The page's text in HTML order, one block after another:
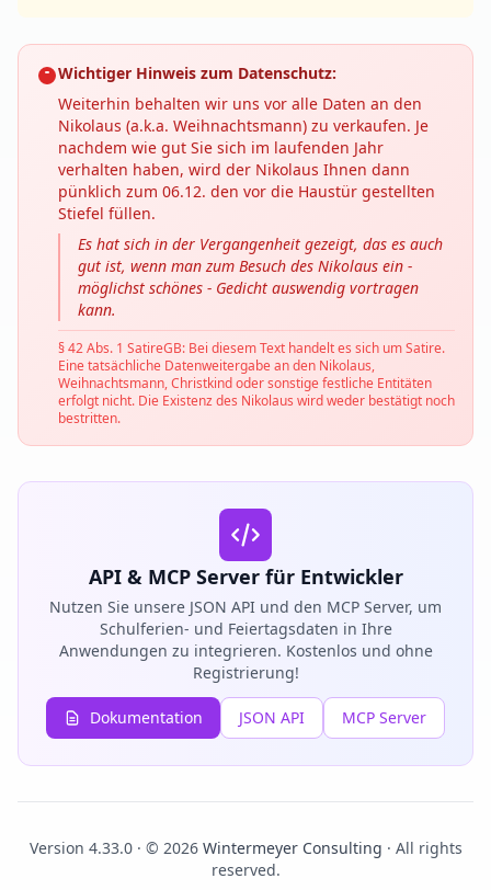
Wichtiger Hinweis zum Datenschutz:
Weiterhin behalten wir uns vor alle Daten an den
Nikolaus (a.k.a. Weihnachtsmann) zu verkaufen. Je
nachdem wie gut Sie sich im laufenden Jahr
verhalten haben, wird der Nikolaus Ihnen dann
pünklich zum 06.12. den vor die Haustür gestellten
Stiefel füllen.
Es hat sich in der Vergangenheit gezeigt, das es auch
gut ist, wenn man zum Besuch des Nikolaus ein -
möglichst schönes - Gedicht auswendig vortragen
kann.
§ 42 Abs. 1 SatireGB: Bei diesem Text handelt es sich um Satire.
Eine tatsächliche Datenweitergabe an den Nikolaus,
Weihnachtsmann, Christkind oder sonstige festliche Entitäten
erfolgt nicht. Die Existenz des Nikolaus wird weder bestätigt noch
bestritten.
API & MCP Server für Entwickler
Nutzen Sie unsere JSON API und den MCP Server, um
Schulferien- und Feiertagsdaten in Ihre
Anwendungen zu integrieren. Kostenlos und ohne
Registrierung!
Dokumentation JSON API MCP Server
Version 4.33.0 · © 2026 Wintermeyer Consulting · All rights
reserved.